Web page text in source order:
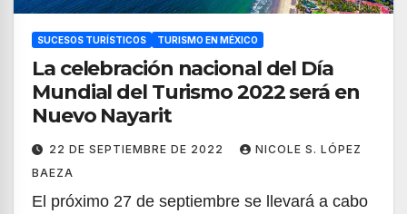
SUCESOS TURÍSTICOS TURISMO EN MÉXICO
La celebración nacional del Día
Mundial del Turismo 2022 será en
Nuevo Nayarit
22 DE SEPTIEMBRE DE 2022
NICOLE S. LÓPEZ
BAEZA
El próximo 27 de septiembre se llevará a cabo